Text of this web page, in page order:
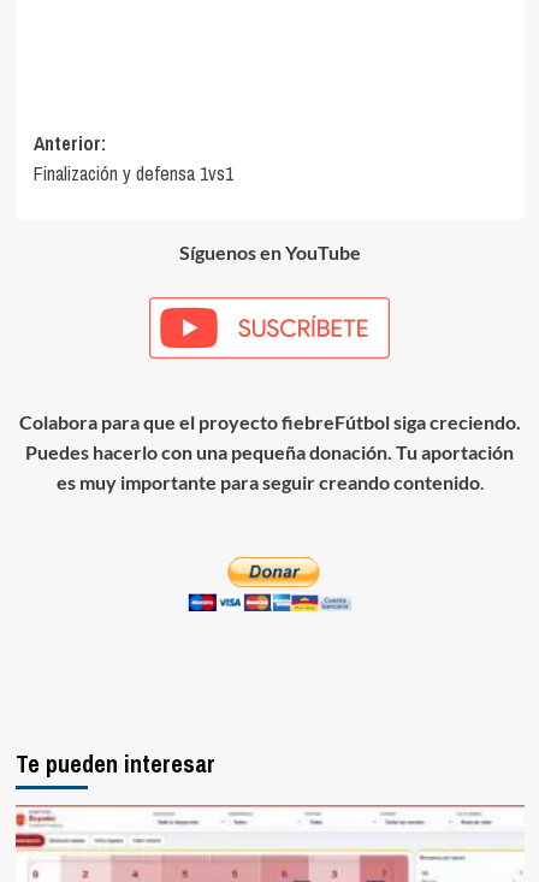
Navegación
de
Anterior:
Finalización y defensa 1vs1
Síguenos en YouTube
Colabora para que el proyecto fiebreFútbol siga creciendo.
Puedes hacerlo con una pequeña donación. Tu aportación
es muy importante para seguir creando contenido.
Te pueden interesar